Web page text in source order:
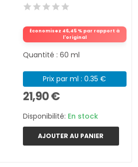
Économisez 46,45 % par rapport à
l'original
Quantité : 60 ml
Prix par ml : 0.35 €
21,90 €
Disponibilité: En stock
AJOUTER AU PANIER